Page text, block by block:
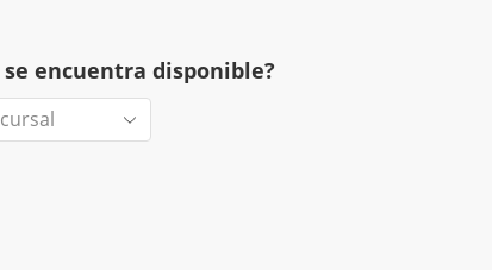
se encuentra disponible?